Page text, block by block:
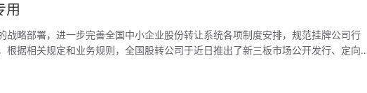
用
略部署，进一步完善全国中小企业股份转让系统各项制度安排，规范挂牌公司行
根据相关规定和业务规则，全国股转公司于近日推出了新三板市场公开发行、定向
治理等方面的一系列改革措施，并向社会公开征求意见。为了让投资者了解新三板
本期起推出《新三板改革系列报道》，敬请关注。